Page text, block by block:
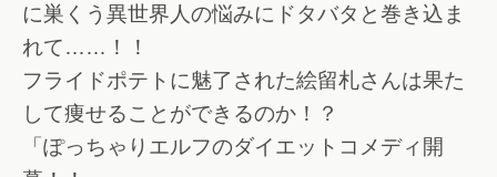
に巣くう異世界人の悩みにドタバタと巻き込ま
れて……！！
フライドポテトに魅了された絵留札さんは果た
して痩せることができるのか！？
「ぽっちゃりエルフのダイエットコメディ開